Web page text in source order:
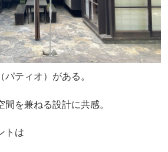
ティオ）がある。
を兼ねる設計に共感。
トは